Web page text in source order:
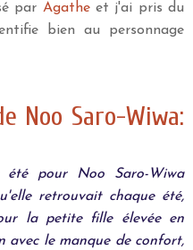
par Agatheet j'ai pris du
bien au personnage
Noo Saro-Wiwa:
pour Noo Saro-Wiwa
retrouvait chaque été,
la petite fille élevée en
avec le manque de confort,